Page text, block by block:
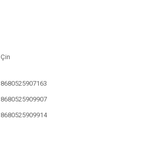
Çin
8680525907163
8680525909907
8680525909914